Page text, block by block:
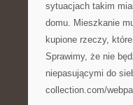
sytuacjach takim
domu. Mieszkanie
kupione rzeczy,
Sprawimy, że nie
niepasującymi do
collection.com/